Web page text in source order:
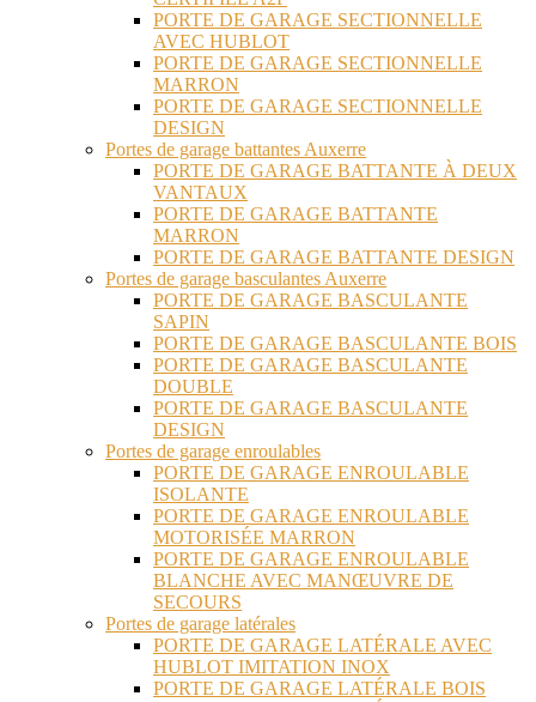
PORTE DE GARAGE SECTIONNELLE
AVEC HUBLOT
PORTE DE GARAGE SECTIONNELLE
MARRON
PORTE DE GARAGE SECTIONNELLE
DESIGN
Portes de garage battantes Auxerre
PORTE DE GARAGE BATTANTE À DEUX
VANTAUX
PORTE DE GARAGE BATTANTE
MARRON
PORTE DE GARAGE BATTANTE DESIGN
Portes de garage basculantes Auxerre
PORTE DE GARAGE BASCULANTE
SAPIN
PORTE DE GARAGE BASCULANTE BOIS
PORTE DE GARAGE BASCULANTE
DOUBLE
PORTE DE GARAGE BASCULANTE
DESIGN
Portes de garage enroulables
PORTE DE GARAGE ENROULABLE
ISOLANTE
PORTE DE GARAGE ENROULABLE
MOTORISÉE MARRON
PORTE DE GARAGE ENROULABLE
BLANCHE AVEC MANŒUVRE DE
SECOURS
Portes de garage latérales
PORTE DE GARAGE LATÉRALE AVEC
HUBLOT IMITATION INOX
PORTE DE GARAGE LATÉRALE BOIS